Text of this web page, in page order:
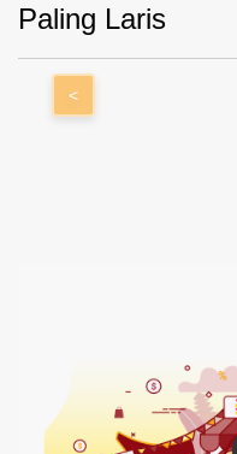
Paling Laris
<